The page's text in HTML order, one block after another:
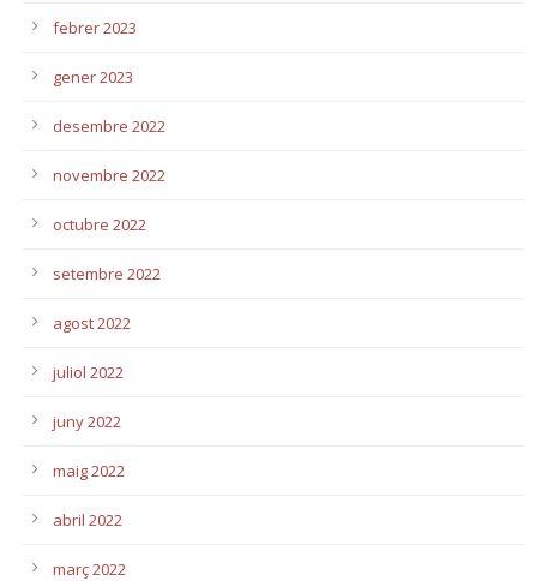
febrer 2023
gener 2023
desembre 2022
novembre 2022
octubre 2022
setembre 2022
agost 2022
juliol 2022
juny 2022
maig 2022
abril 2022
març 2022